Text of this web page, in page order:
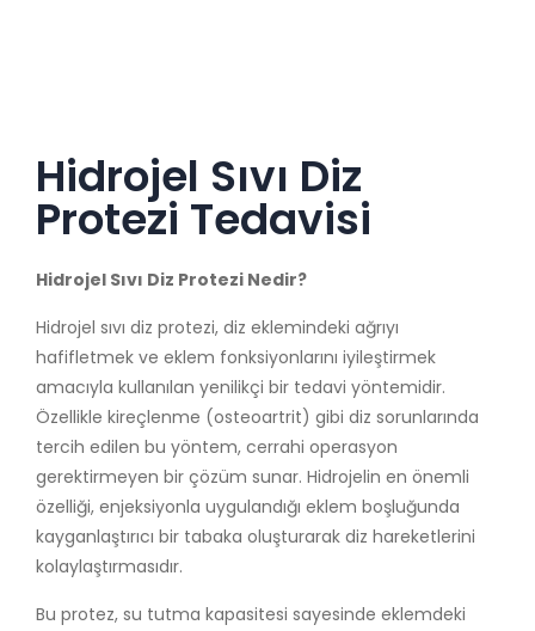
Hidrojel Sıvı Diz
Protezi Tedavisi
Hidrojel Sıvı Diz Protezi Nedir?
Hidrojel sıvı diz protezi, diz eklemindeki ağrıyı
hafifletmek ve eklem fonksiyonlarını iyileştirmek
amacıyla kullanılan yenilikçi bir tedavi yöntemidir.
Özellikle kireçlenme (osteoartrit) gibi diz sorunlarında
tercih edilen bu yöntem, cerrahi operasyon
gerektirmeyen bir çözüm sunar. Hidrojelin en önemli
özelliği, enjeksiyonla uygulandığı eklem boşluğunda
kayganlaştırıcı bir tabaka oluşturarak diz hareketlerini
kolaylaştırmasıdır.
Bu protez, su tutma kapasitesi sayesinde eklemdeki